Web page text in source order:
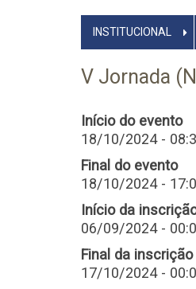
NAVEGADOR
PRINCIPAL
INSTITUCIONAL
V Jornada
Início do evento
18/10/2024 -
Final do evento
18/10/2024 -
Início da
06/09/2024 -
Final da inscrição
17/10/2024 -